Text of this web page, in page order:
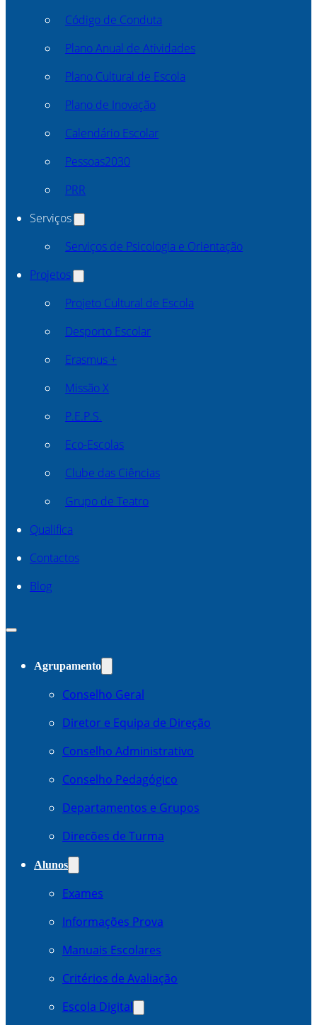
Código de Conduta
Plano Anual de Atividades
Plano Cultural de Escola
Plano de Inovação
Calendário Escolar
Pessoas2030
PRR
Serviços
Serviços de Psicologia e Orientação
Projetos
Projeto Cultural de Escola
Desporto Escolar
Erasmus +
Missão X
P.E.P.S.
Eco-Escolas
Clube das Ciências
Grupo de Teatro
Qualifica
Contactos
Blog
Agrupamento
Conselho Geral
Diretor e Equipa de Direção
Conselho Administrativo
Conselho Pedagógico
Departamentos e Grupos
Direcões de Turma
Alunos
Exames
Informações Prova
Manuais Escolares
Critérios de Avaliação
Escola Digital